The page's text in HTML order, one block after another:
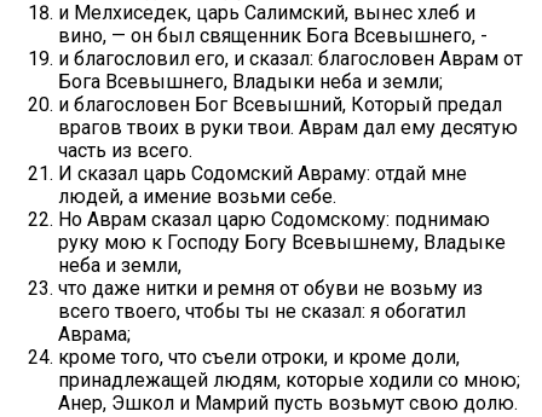
и Мелхиседек, царь Салимский, вынес хлеб и
вино, — он был священник Бога Всевышнего, -
и благословил его, и сказал: благословен Аврам от
Бога Всевышнего, Владыки неба и земли;
и благословен Бог Всевышний, Который предал
врагов твоих в руки твои. Аврам дал ему десятую
часть из всего.
И сказал царь Содомский Авраму: отдай мне
людей, а имение возьми себе.
Но Аврам сказал царю Содомскому: поднимаю
руку мою к Господу Богу Всевышнему, Владыке
неба и земли,
что даже нитки и ремня от обуви не возьму из
всего твоего, чтобы ты не сказал: я обогатил
Аврама;
кроме того, что съели отроки, и кроме доли,
принадлежащей людям, которые ходили со мною;
Анер, Эшкол и Мамрий пусть возьмут свою долю.